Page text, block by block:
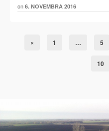
on 6. NOVEMBRA 2016
« 1 … 5
10